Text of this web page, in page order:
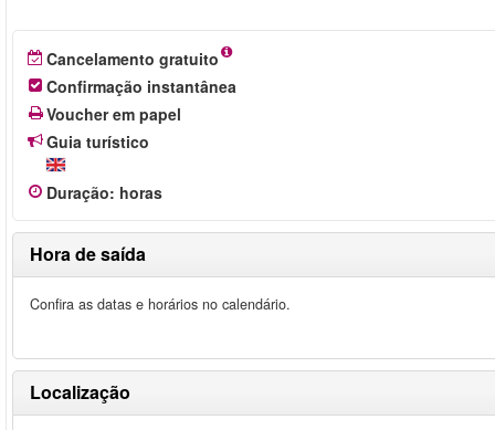
Cancelamento gratuito
Confirmação instantânea
Voucher em papel
Guia turístico
Duração: horas
Hora de saída
Confira as datas e horários no calendário.
Localização